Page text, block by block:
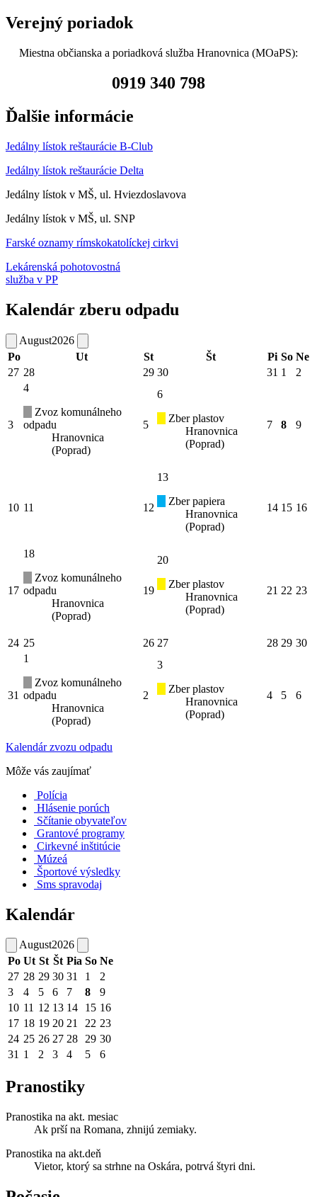
Verejný poriadok
Miestna občianska a poriadková služba Hranovnica (MOaPS):
0919 340 798
Ďalšie informácie
Jedálny lístok reštaurácie B-Club
Jedálny lístok reštaurácie Delta
Jedálny lístok v MŠ, ul. Hviezdoslavova
Jedálny lístok v MŠ, ul. SNP
Farské oznamy rímskokatolíckej cirkvi
Lekárenská pohotovostná
služba v PP
Kalendár zberu odpadu
August2026
Po
Ut St Št Pi So Ne
27 28 29 30 31 1 2
3
4
Zvoz komunálneho
odpadu
Hranovnica
(Poprad)
5
6
Zber plastov
Hranovnica
(Poprad)
7 8 9
10 11 12
13
Zber papiera
Hranovnica
(Poprad)
14 15 16
17
18
Zvoz komunálneho
odpadu
Hranovnica
(Poprad)
19
20
Zber plastov
Hranovnica
(Poprad)
21 22 23
24 25 26 27 28 29 30
31
1
Zvoz komunálneho
odpadu
Hranovnica
(Poprad)
2
3
Zber plastov
Hranovnica
(Poprad)
4 5 6
Kalendár zvozu odpadu
Môže vás zaujímať
Polícia
Hlásenie porúch
Sčítanie obyvateľov
Grantové programy
Cirkevné inštitúcie
Múzeá
Športové výsledky
Sms spravodaj
Kalendár
August2026
Po Ut St Št Pia So Ne
27 28 29 30 31 1
2
3
4 5 6 7 8
9
10 11 12 13 14 15 16
17 18 19 20 21 22 23
24 25 26 27 28 29 30
31 1 2 3 4 5 6
Pranostiky
Pranostika na akt. mesiac
Ak prší na Romana, zhnijú zemiaky.
Pranostika na akt.deň
Vietor, ktorý sa strhne na Oskára, potrvá štyri dni.